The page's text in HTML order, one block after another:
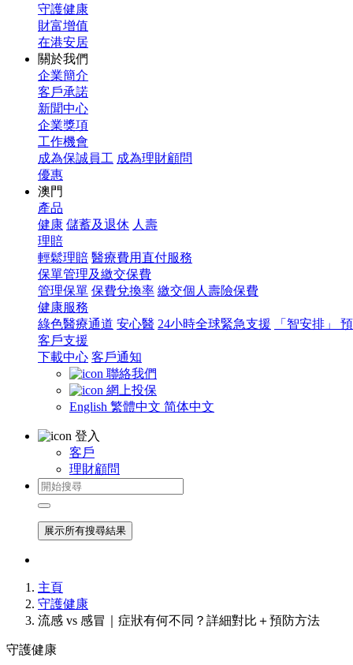
守護健康
財富增值
在港安居
關於我們
企業簡介
客戶承諾
新聞中心
企業獎項
工作機會
成為保誠員工 成為理財顧問
優惠
澳門
產品
健康 儲蓄及退休 人壽
理賠
輕鬆理賠 醫療費用直付服務
保單管理及繳交保費
管理保單 保費兌換率 繳交個人壽險保費
健康服務
綠色醫療通道 安心醫 24小時全球緊急支援
「智安排」
客戶支援
下載中心 客戶通知
聯絡我們
網上投保
English 繁體中文 简体中文
登入
客戶
理財顧問
展示所有搜尋結果
主頁
守護健康
流感 vs 感冒｜症狀有何不同？詳細對比＋預防方法
守護健康